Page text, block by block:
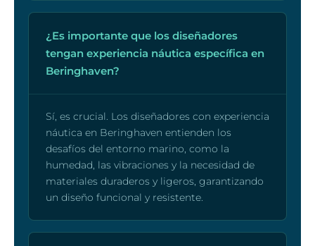
¿Es importante que los diseñadores
tengan experiencia náutica específica en
Beringhaven?
Sí, es crucial. Los diseñadores con experiencia
náutica en Beringhaven entienden los
desafíos del entorno marino, como la
humedad, las vibraciones y la necesidad de
materiales duraderos y ligeros, garantizando
un diseño funcional y resistente.